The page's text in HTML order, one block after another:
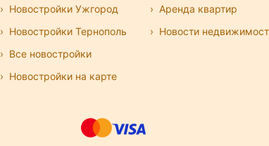
Новостройки Ужгород
Новостройки Тернополь
Все новостройки
Новостройки на карте
Аренда квартир
Новости